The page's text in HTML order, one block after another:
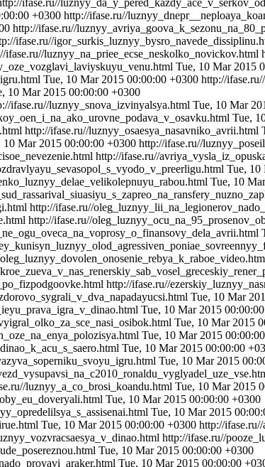
ifase.ru//
+0300 http://ifase.ru//
http://ifase.ru//
ifase.ru//
ifase.ru//luznyy_na_priee_ecse_neskolko_novickov.html
Tue, 10 Mar 2015
Tue, 10 Mar 2015 00:00:00 +0300 http://
10 Mar 2015 00:00:00 +0300
ifase.ru//luznyy_snova_izvinyalsya.html Tue, 10 Mar
Tue,
http://ifase.ru//luznyy_osaesya_nasavniko_avrii.html
10 Mar 2015 00:00:00 +0300 http://ifase.ru//
http://ifase.ru//
Tue, 10
Tue, 10
http://ifase.ru//
http://ifase.ru//
http://ifase.ru//
Tue, 10 Mar
Tue, 10 Mar 2015
Tue, 10 Mar 2015
Tue, 10 Mar 2015
Tue, 10 Mar 2015 00:00:00
Tue, 10 Mar 2015
luznyy_a_co_brosi_koandu.html Tue, 10 Mar 2015
Tue, 10 Mar 2015 00:00:00 +0300
Tue, 10 Mar 2015
Tue, 10 Mar 2015 00:00:00 +0300 http://
http://ifase.ru//
Tue, 10 Mar 2015 00:00:00 +0300
Tue, 10 Mar 2015 00:00:00